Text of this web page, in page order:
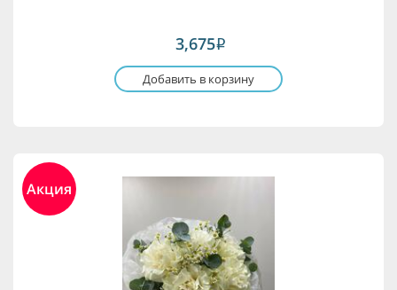
3,675i
Добавить в корзину
Акция